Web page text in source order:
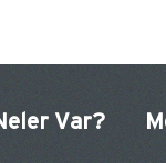
Var?